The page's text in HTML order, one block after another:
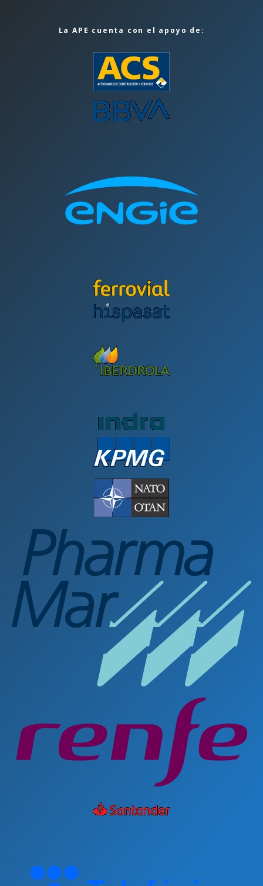
La APE cuenta con el apoyo de: